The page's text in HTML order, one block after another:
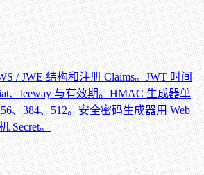
/ JWE 结构和注册 Claims。JWT 时间
、leeway 与有效期。HMAC 生成器单
、384、512。安全密码生成器用 Web
Secret。